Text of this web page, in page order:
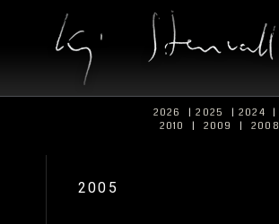
2026 | 2025 | 2024 |
2010
| 2009 | 2008
2005